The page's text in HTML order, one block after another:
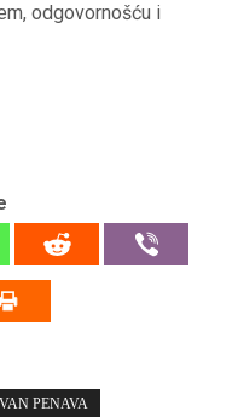
odgovornošću i
PENAVA